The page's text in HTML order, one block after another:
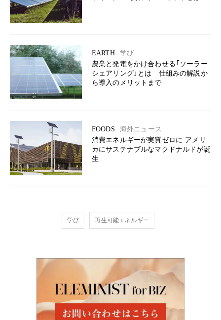
EARTH
学び
農業と発電をかけ合わせる「ソーラー
シェアリング」とは 仕組みの解説か
ら導入のメリットまで
FOODS
海外ニュース
消費エネルギーが実質ゼロに アメリ
カにサステナブルなマクドナルドが誕
生
学び 再生可能エネルギー